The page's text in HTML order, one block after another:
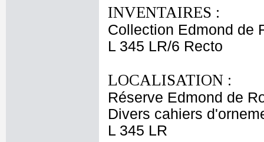
INVENTAIRES :
Collection Edmond de
L 345 LR/6 Recto
LOCALISATION :
Réserve Edmond de
Divers cahiers
L 345 LR